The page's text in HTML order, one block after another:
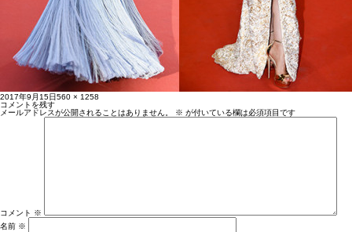
投
稿
日:
2017年9月15日フ
サ
イ
560 × 1258
コメントを残す
メールアドレスが公開されることはありません。
※ が付いている欄は必須項目です
コメント ※
名前 ※